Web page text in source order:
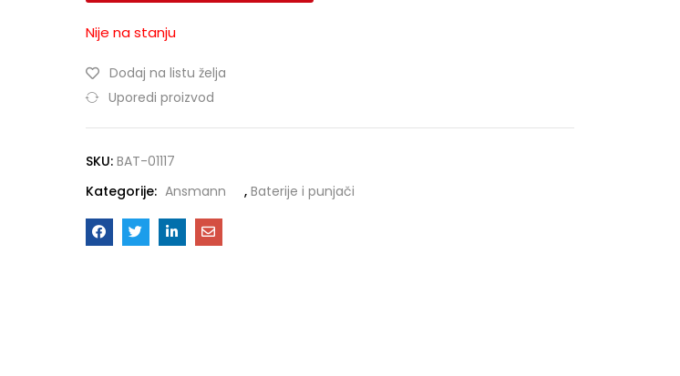
Nije na stanju
Dodaj na listu želja
Uporedi proizvod
SKU: BAT-01117
Kategorije: Ansmann , Baterije i punjači